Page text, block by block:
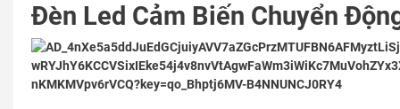
Đèn Led Cảm Biến Chuyển